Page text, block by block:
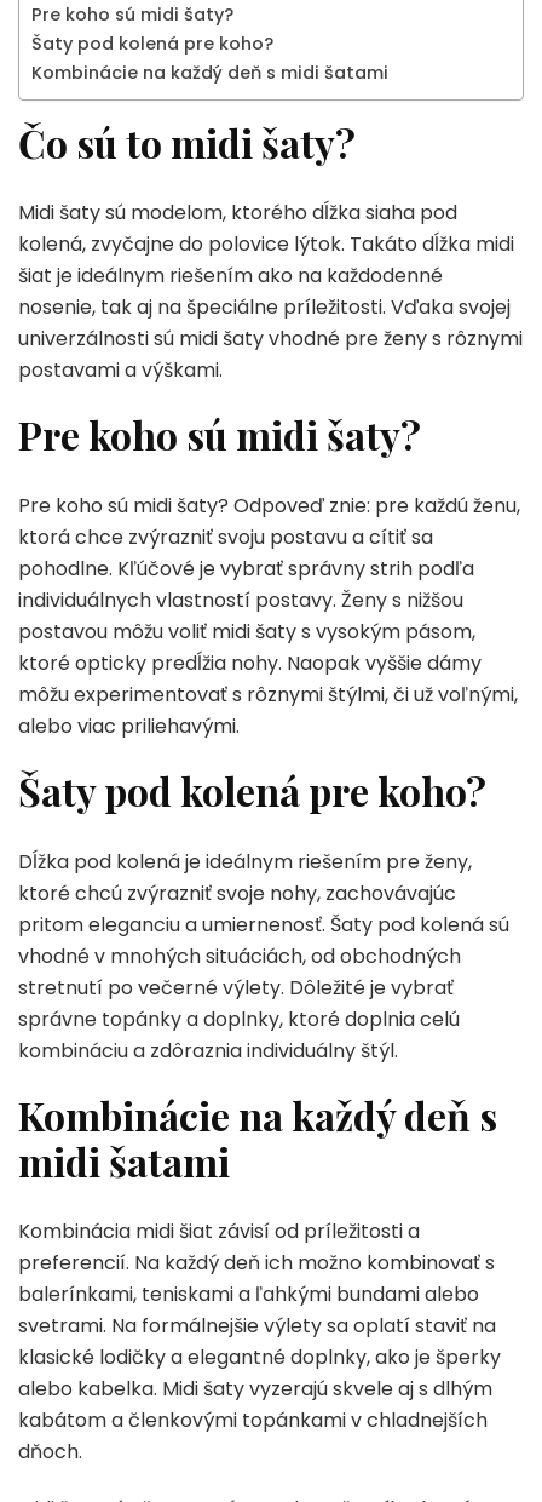
Pre koho sú midi šaty?
Šaty pod kolená pre koho?
Kombinácie na každý deň s midi šatami
Čo sú to midi šaty?
Midi šaty sú modelom, ktorého dĺžka siaha pod
kolená, zvyčajne do polovice lýtok. Takáto dĺžka midi
šiat je ideálnym riešením ako na každodenné
nosenie, tak aj na špeciálne príležitosti. Vďaka svojej
univerzálnosti sú midi šaty vhodné pre ženy s rôznymi
postavami a výškami.
Pre koho sú midi šaty?
Pre koho sú midi šaty? Odpoveď znie: pre každú ženu,
ktorá chce zvýrazniť svoju postavu a cítiť sa
pohodlne. Kľúčové je vybrať správny strih podľa
individuálnych vlastností postavy. Ženy s nižšou
postavou môžu voliť midi šaty s vysokým pásom,
ktoré opticky predĺžia nohy. Naopak vyššie dámy
môžu experimentovať s rôznymi štýlmi, či už voľnými,
alebo viac priliehavými.
Šaty pod kolená pre koho?
Dĺžka pod kolená je ideálnym riešením pre ženy,
ktoré chcú zvýrazniť svoje nohy, zachovávajúc
pritom eleganciu a umiernenosť. Šaty pod kolená sú
vhodné v mnohých situáciách, od obchodných
stretnutí po večerné výlety. Dôležité je vybrať
správne topánky a doplnky, ktoré doplnia celú
kombináciu a zdôraznia individuálny štýl.
Kombinácie na každý deň s
midi šatami
Kombinácia midi šiat závisí od príležitosti a
preferencií. Na každý deň ich možno kombinovať s
balerínkami, teniskami a ľahkými bundami alebo
svetrami. Na formálnejšie výlety sa oplatí staviť na
klasické lodičky a elegantné doplnky, ako je šperky
alebo kabelka. Midi šaty vyzerajú skvele aj s dlhým
kabátom a členkovými topánkami v chladnejších
dňoch.